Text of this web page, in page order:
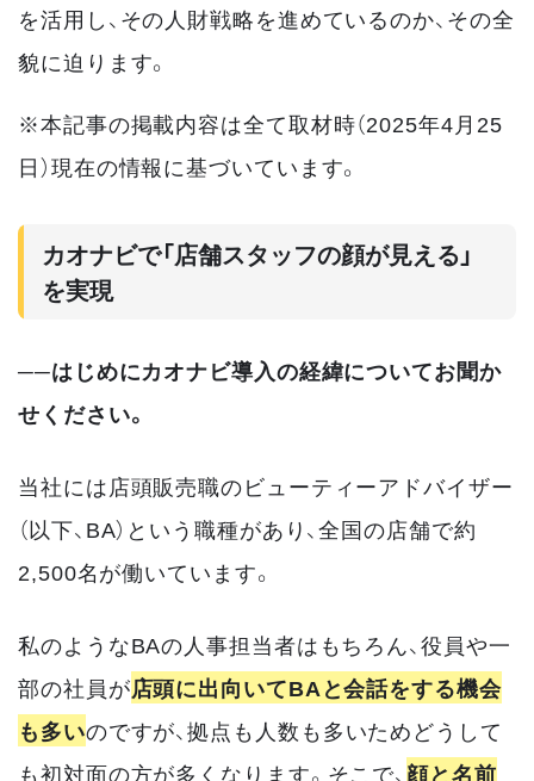
を活用し、その人財戦略を進めているのか、その全
貌に迫ります。
※本記事の掲載内容は全て取材時（2025年4月25
日）現在の情報に基づいています。
カオナビで「店舗スタッフの顔が見える」
を実現
──はじめにカオナビ導入の経緯についてお聞か
せください。
当社には店頭販売職のビューティーアドバイザー
（以下、BA）という職種があり、全国の店舗で約
2,500名が働いています。
私のようなBAの人事担当者はもちろん、役員や一
部の社員が店頭に出向いてBAと会話をする機会
も多いのですが、拠点も人数も多いためどうして
も初対面の方が多くなります。そこで、顔と名前